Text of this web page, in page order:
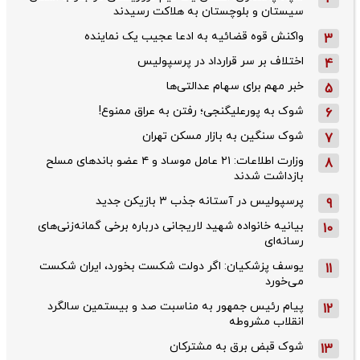
سیستان و بلوچستان به هلاکت رسیدند
3 واکنش قوه قضائیه به ادعا عجیب یک نماینده
4 اختلاف بر سر قرارداد در پرسپولیس
5 خبر مهم برای سهام عدالتی‌ها
6 شوک به پورعلیگنجی؛ رفتن به عراق ممنوع!
7 شوک سنگین به بازار مسکن تهران
8
وزارت اطلاعات: ۲۱ عامل موساد و ۴ عضو باندهای مسلح
بازداشت شدند
9 پرسپولیس در آستانه جذب ۳ بازیکن جدید
10
بیانیه خانواده شهید لاریجانی درباره برخی گمانه‌زنی‌های
رسانه‌ای
11
یوسف پزشکیان: اگر دولت شکست بخورد، ایران شکست
می‌خورد
12
پیام رئیس جمهور به مناسبت صد و بیستمین سالگرد
انقلاب مشروطه
13 شوک قبض برق به مشترکان